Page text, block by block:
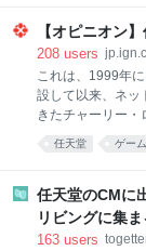
文」と表現。
「その１」です。
【オピニオン
208 users
これは、1999年
設して以来、ネッ
きたチャーリー
記事である。彼
ハードと評価し
い。 「任天堂は
たい『ゼルダの
発表 情報は少な
任天堂 ゲーム
任天堂のCMに
リビングに集
るとだいぶ暗い
163 users